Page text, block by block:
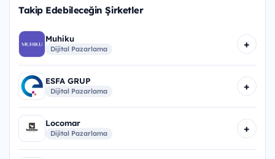
Takip Edebileceğin Şirketler
Muhiku
Dijital Pazarlama +
ESFA GRUP
Dijital Pazarlama +
Locomar
Dijital Pazarlama +